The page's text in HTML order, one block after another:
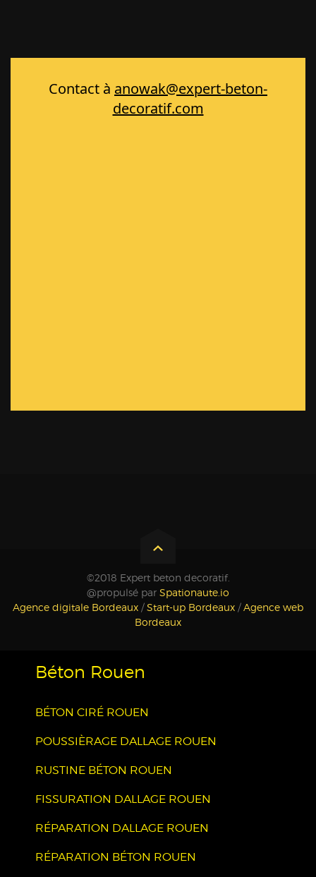
©2018 Expert beton decoratif.
@propulsé par Spationaute.io
Agence digitale Bordeaux /Start-up Bordeaux /Agence web
Bordeaux
Béton Rouen
BÉTON CIRÉ ROUEN
POUSSIÈRAGE DALLAGE ROUEN
RUSTINE BÉTON ROUEN
FISSURATION DALLAGE ROUEN
RÉPARATION DALLAGE ROUEN
RÉPARATION BÉTON ROUEN